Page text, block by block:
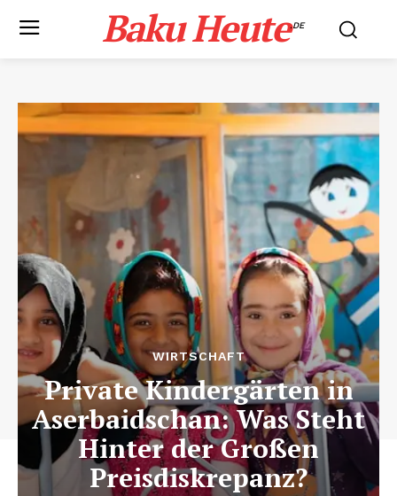
Baku Heute.DE
WIRTSCHAFT
Private Kindergärten in
Aserbaidschan: Was Steht
Hinter der Großen
Preisdiskrepanz?